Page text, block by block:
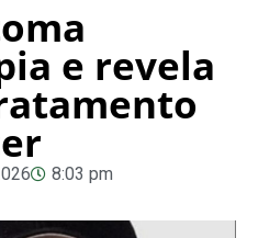
e revela
8:03 pm